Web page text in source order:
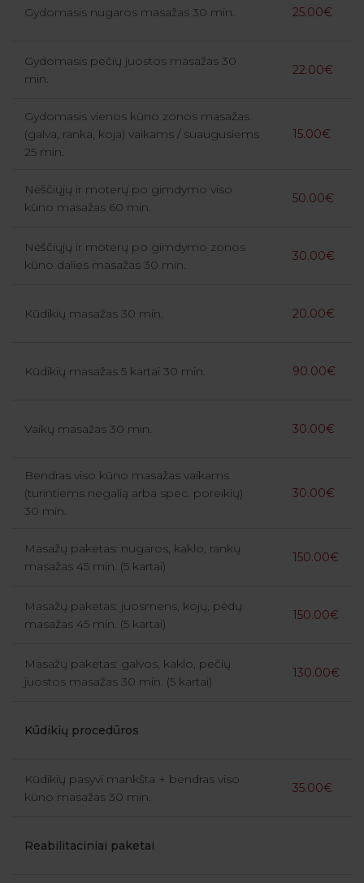
Gydomasis nugaros masažas 30 min. 25.00€
Gydomasis pečių juostos masažas 30
min.
22.00€
Gydomasis vienos kūno zonos masažas
(galva, ranka, koja) vaikams / suaugusiems
25 min.
15.00€
Nėščiųjų ir moterų po gimdymo viso
kūno masažas 60 min.
50.00€
Nėščiųjų ir moterų po gimdymo zonos
kūno dalies masažas 30 min.
30.00€
Kūdikių masažas 30 min. 20.00€
Kūdikių masažas 5 kartai 30 min. 90.00€
Vaikų masažas 30 min. 30.00€
Bendras viso kūno masažas vaikams
(turintiems negalią arba spec. poreikių)
30 min.
30.00€
Masažų paketas: nugaros, kaklo, rankų
masažas 45 min. (5 kartai)
150.00€
Masažų paketas: juosmens, kojų, pėdų
masažas 45 min. (5 kartai)
150.00€
Masažų paketas: galvos, kaklo, pečių
juostos masažas 30 min. (5 kartai)
130.00€
Kūdikių procedūros
Kūdikių pasyvi mankšta + bendras viso
kūno masažas 30 min.
35.00€
Reabilitaciniai paketai